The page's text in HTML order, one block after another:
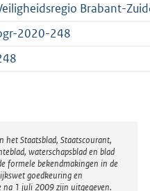
Brabant-
2020-248
het Staatsblad, Staatscourant,
waterschapsblad en blad
formele bekendmakingen in de
goedkeuring en
na 1 juli 2009 zijn uitgegeven.